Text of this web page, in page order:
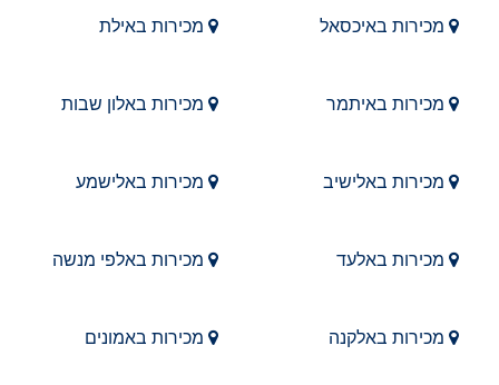
מכירות באיכסאל מכירות באילת
מכירות באיתמר מכירות באלון שבות
מכירות באלישיב מכירות באלישמע
מכירות באלעד מכירות באלפי מנשה
מכירות באלקנה מכירות באמונים